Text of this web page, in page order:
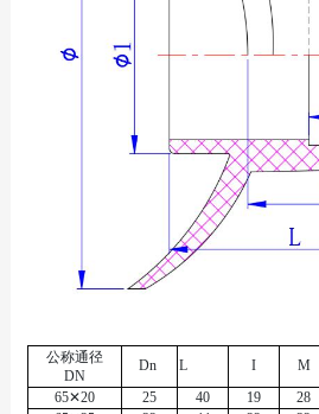
公称通径
DN
Dn L I M
65✕20
25 40 19 28